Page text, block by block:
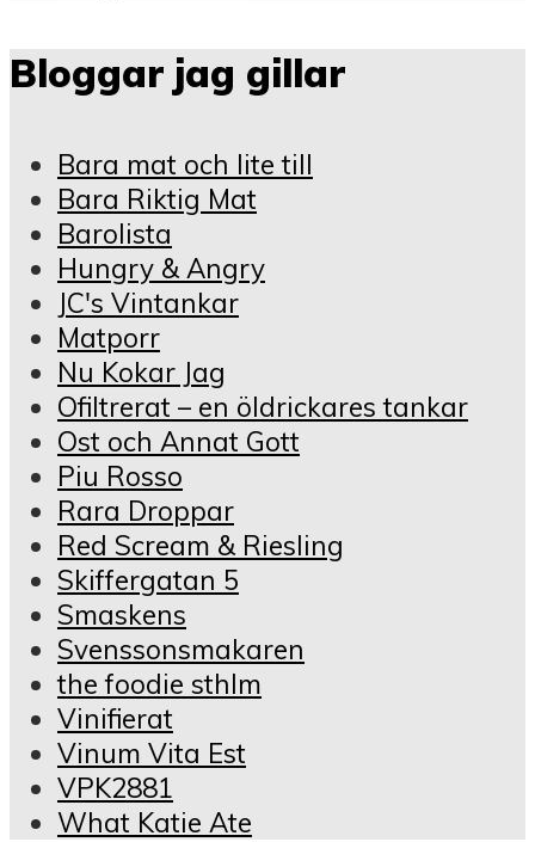
Bloggar jag gillar
Bara mat och lite till
Bara Riktig Mat
Barolista
Hungry & Angry
JC's Vintankar
Matporr
Nu Kokar Jag
Ofiltrerat – en öldrickares tankar
Ost och Annat Gott
Piu Rosso
Rara Droppar
Red Scream & Riesling
Skiffergatan 5
Smaskens
Svenssonsmakaren
the foodie sthlm
Vinifierat
Vinum Vita Est
VPK2881
What Katie Ate